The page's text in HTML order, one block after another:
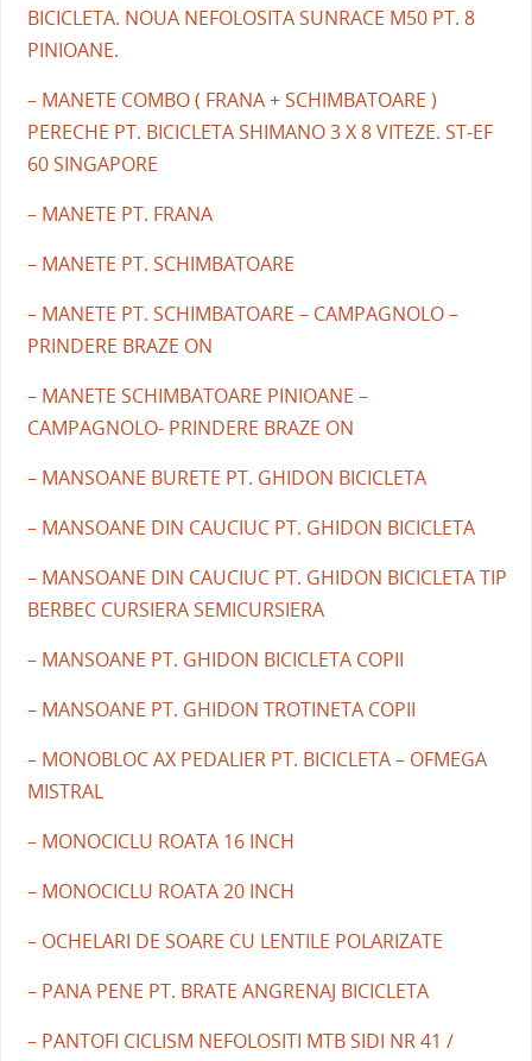
BICICLETA. NOUA NEFOLOSITA SUNRACE M50 PT. 8
PINIOANE.
– MANETE COMBO ( FRANA + SCHIMBATOARE )
PERECHE PT. BICICLETA SHIMANO 3 X 8 VITEZE. ST-EF
60 SINGAPORE
– MANETE PT. FRANA
– MANETE PT. SCHIMBATOARE
– MANETE PT. SCHIMBATOARE – CAMPAGNOLO –
PRINDERE BRAZE ON
– MANETE SCHIMBATOARE PINIOANE –
CAMPAGNOLO- PRINDERE BRAZE ON
– MANSOANE BURETE PT. GHIDON BICICLETA
– MANSOANE DIN CAUCIUC PT. GHIDON BICICLETA
– MANSOANE DIN CAUCIUC PT. GHIDON BICICLETA TIP
BERBEC CURSIERA SEMICURSIERA
– MANSOANE PT. GHIDON BICICLETA COPII
– MANSOANE PT. GHIDON TROTINETA COPII
– MONOBLOC AX PEDALIER PT. BICICLETA – OFMEGA
MISTRAL
– MONOCICLU ROATA 16 INCH
– MONOCICLU ROATA 20 INCH
– OCHELARI DE SOARE CU LENTILE POLARIZATE
– PANA PENE PT. BRATE ANGRENAJ BICICLETA
– PANTOFI CICLISM NEFOLOSITI MTB SIDI NR 41 /